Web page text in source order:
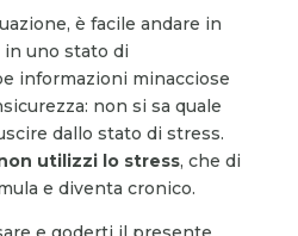
è facile andare in
uno stato di
informazioni minacciose
non si sa quale
dallo stato di stress.
utilizzi lo stress, che di
e diventa cronico.